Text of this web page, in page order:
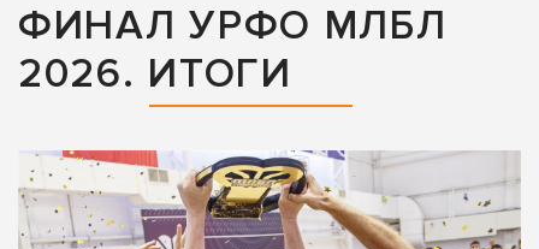
ФИНАЛ УРФО МЛБЛ
2026. ИТОГИ